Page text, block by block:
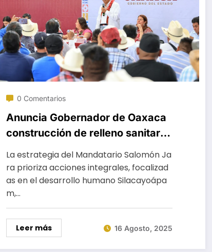
0 Comentarios
Anuncia Gobernador de Oaxaca
construcción de relleno sanitario
y caminos en Silacayoápam
La estrategia del Mandatario Salomón Ja
ra prioriza acciones integrales, focalizad
as en el desarrollo humano Silacayoápa
m,…
Leer más 16 Agosto, 2025